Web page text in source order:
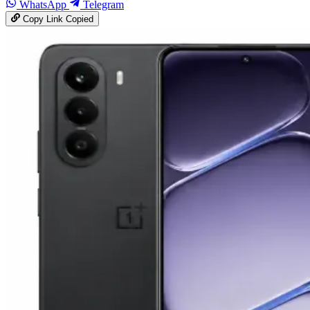
WhatsApp Telegram
Copy LinkCopied